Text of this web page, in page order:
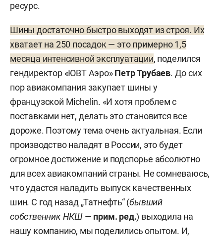
ресурс.
Шины достаточно быстро выходят из строя. Их
хватает на 250 посадок — это примерно 1,5
месяца интенсивной эксплуатации, поделился
гендиректор «ЮВТ Аэро»ПетрТрубаев. До сих
пор авиакомпания закупает шины у
французской Michelin. «И хотя проблем с
поставками нет, делать это становится все
дороже. Поэтому тема очень актуальная. Если
производство наладят в России, это будет
огромное достижение и подспорье абсолютно
для всех авиакомпаний страны. Не сомневаюсь,
что удастся наладить выпуск качественных
шин. С год назад „Татнефть“ (бывший
собственник НКШ — прим. ред.) выходила на
нашу компанию, мы поделились опытом. И,